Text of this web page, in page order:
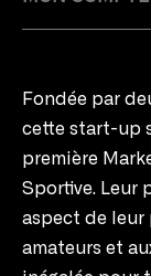
Fondée par
cette start-up
première
Sportive. Leur
aspect de
amateurs et